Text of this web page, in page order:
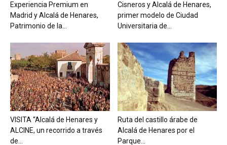
Experiencia Premium en
Madrid y Alcalá de Henares,
Patrimonio de la...
Cisneros y Alcalá de Henares,
primer modelo de Ciudad
Universitaria de...
VISITA “Alcalá de Henares y
ALCINE, un recorrido a través
de...
Ruta del castillo árabe de
Alcalá de Henares por el
Parque...